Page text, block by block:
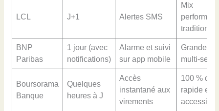
LCL J+1 Alertes SMS
Mix
tradition
BNP
Paribas
1 jour (avec
notifications)
Alarme et suivi
sur app mobile
Grande
multi-
Boursorama
Banque
Quelques
heures à J
Accès
instantané aux
virements
100 %
rapide et
accessible